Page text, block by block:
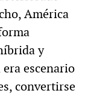
América
y
escenario
convertirse